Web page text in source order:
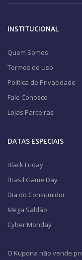
INSTITUCIONAL
Quem Somos
Termos de Uso
Política de Privacidade
Fale Conosco
Lojas Parceiras
DATAS ESPECIAIS
Black Friday
Brasil Game Day
Dia do Consumidor
Mega Saldão
Cyber Monday
O Kupona não vende